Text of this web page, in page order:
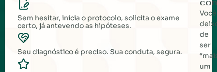
Sem hesitar, inicia o protocolo, solicita o exame
certo, já antevendo as hipóteses.
Seu diagnóstico é preciso. Sua conduta, segura.
Você
de
ser
um